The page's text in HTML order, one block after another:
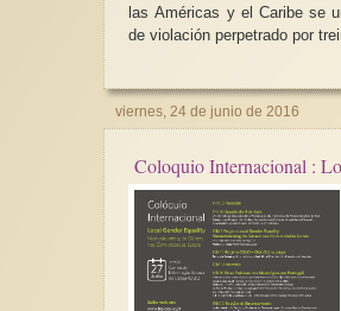
las Américas y el Caribe se
de violación perpetrado por
viernes, 24 de junio de 2016